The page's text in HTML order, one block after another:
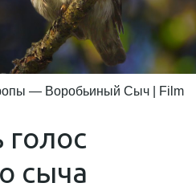
— Воробьиный Сыч | Film
сыча